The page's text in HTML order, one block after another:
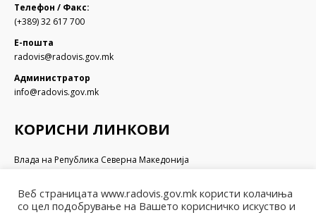
Телефон / Факс:
(+389) 32 617 700
Е-пошта
radovis@radovis.gov.mk
Администратор
info@radovis.gov.mk
КОРИСНИ ЛИНКОВИ
Влада на Република Северна Македонија
Министерство за финансии
Министерство за транспорт и врски
Веб страницата www.radovis.gov.mk користи колачиња
со цел подобрување на Вашето корисничко искуство и